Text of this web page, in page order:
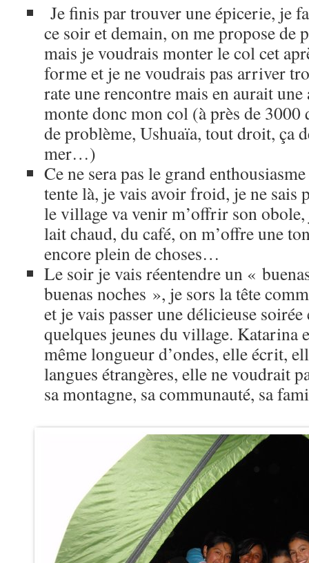
Je finis par trouver une épicerie, je
ce soir et demain, on me propose de
mais je voudrais monter le col cet
forme et je ne voudrais pas arriver
rate une rencontre mais en aurait
monte donc mon col (à près de 3000
de problème, Ushuaïa, tout droit, ça
mer…)
Ce ne sera pas le grand
tente là, je vais avoir froid, je ne sais
le village va venir m’offrir son
lait chaud, du café, on m’offre une
encore plein de choses…
Le soir je vais réentendre un «
buenas noches », je sors la tête
et je vais passer une délicieuse
quelques jeunes du village. Katarina
même longueur d’ondes, elle écrit,
langues étrangères, elle ne voudrait
sa montagne, sa communauté, sa